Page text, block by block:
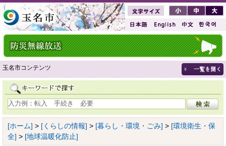
玉名市コンテンツ
[ホーム] > [くらしの情報] > [暮らし・環境・ごみ] > [環境衛生・保
全] > [地球温暖化防止]